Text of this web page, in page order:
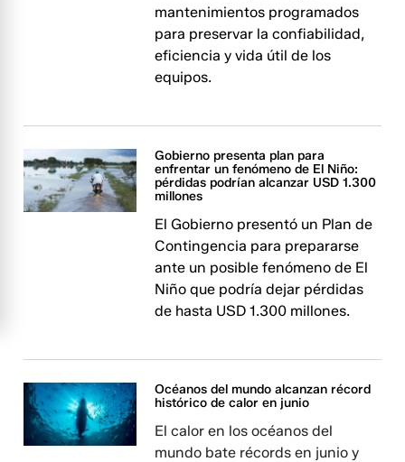
mantenimientos programados
para preservar la confiabilidad,
eficiencia y vida útil de los
equipos.
Gobierno presenta plan para
enfrentar un fenómeno de El Niño:
pérdidas podrían alcanzar USD 1.300
millones
El Gobierno presentó un Plan de
Contingencia para prepararse
ante un posible fenómeno de El
Niño que podría dejar pérdidas
de hasta USD 1.300 millones.
Océanos del mundo alcanzan récord
histórico de calor en junio
El calor en los océanos del
mundo bate récords en junio y